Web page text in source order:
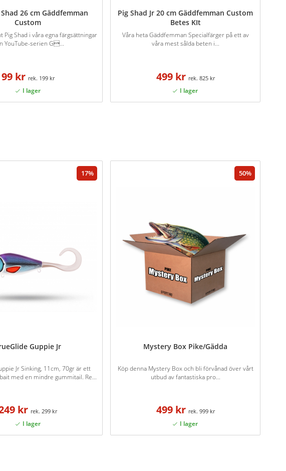
26 cm Gäddfemman
Custom
Pig Shad i våra egna färgsättningar
YouTube-serien G...
99 kr 199 kr
Pig Shad Jr 20 cm Gäddfemman Custom
Betes KIt
Våra heta Gäddfemman Specialfärger på ett av
våra mest sålda beten i...
499 kr 825 kr
17
Guppie Jr
Jr Sinking, 11cm, 70gr är ett
med en mindre gummitail. Re...
kr 299 kr
50
Mystery Box Pike/Gädda
Köp denna Mystery Box och bli förvånad över vårt
utbud av fantastiska pro...
499 kr 999 kr